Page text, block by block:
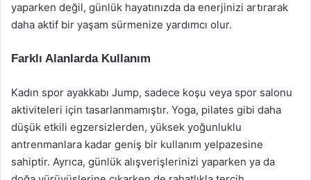
yaparken değil, günlük hayatınızda da enerjinizi artırarak
daha aktif bir yaşam sürmenize yardımcı olur.
Farklı Alanlarda Kullanım
Kadın spor ayakkabı Jump, sadece koşu veya spor salonu
aktiviteleri için tasarlanmamıştır. Yoga, pilates gibi daha
düşük etkili egzersizlerden, yüksek yoğunluklu
antrenmanlara kadar geniş bir kullanım yelpazesine
sahiptir. Ayrıca, günlük alışverişlerinizi yaparken ya da